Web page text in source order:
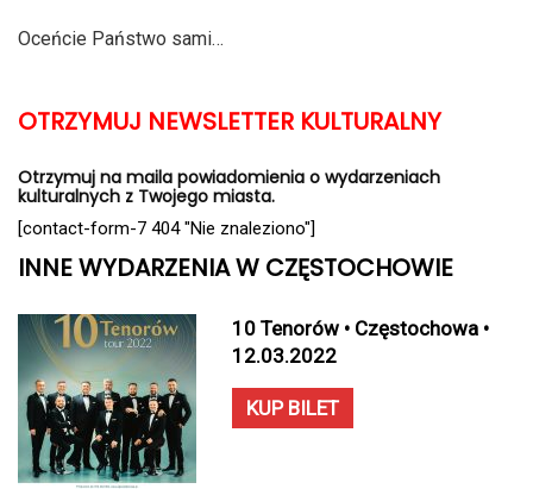
Oceńcie Państwo sami…
OTRZYMUJ NEWSLETTER KULTURALNY
Otrzymuj na maila powiadomienia o wydarzeniach
kulturalnych z Twojego miasta.
[contact-form-7 404 "Nie znaleziono"]
INNE WYDARZENIA W CZĘSTOCHOWIE
10 Tenorów • Częstochowa •
12.03.2022
KUP BILET